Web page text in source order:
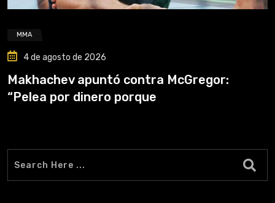
MMA
4 de agosto de 2026
Makhachev apuntó contra McGregor:
“Pelea por dinero porque